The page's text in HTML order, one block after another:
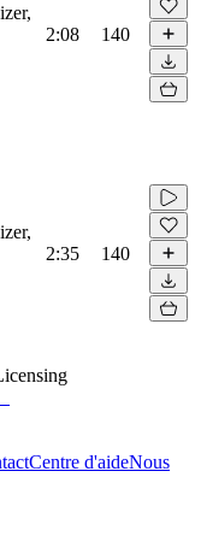
2:08 140
2:35 140
Centre d'aideNous